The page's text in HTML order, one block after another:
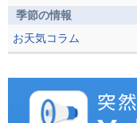
季節の情報
お天気コラム